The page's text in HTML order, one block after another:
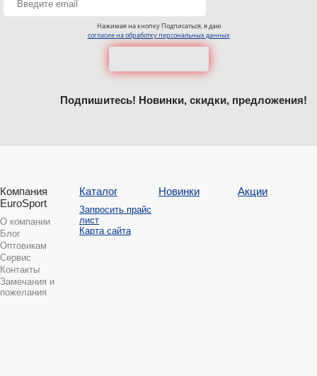
Нажимая на кнопку Подписаться, я даю
согласие на обработку персональных данных
Подпишитесь! Новинки, скидки, предложения!
Компания
EuroSport
О компании
Блог
Оптовикам
Сервис
Контакты
Замечания и
пожелания
Каталог
Запросить прайс
лист
Карта сайта
Новинки Акции